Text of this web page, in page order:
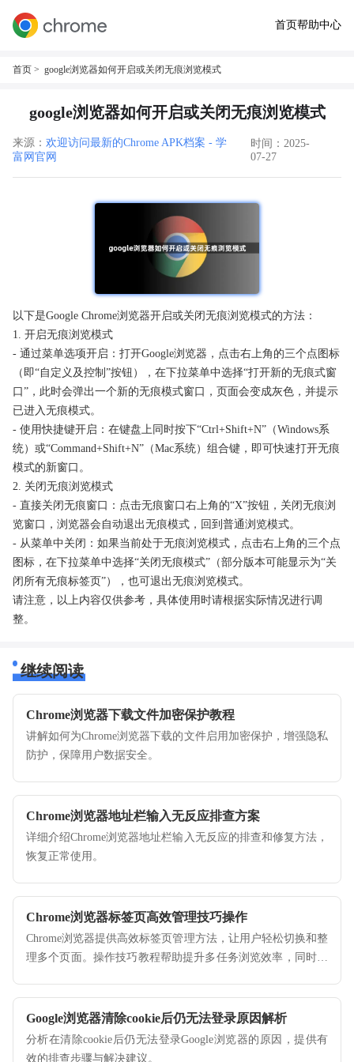
首页帮助中心
首页 > google浏览器如何开启或关闭无痕浏览模式
google浏览器如何开启或关闭无痕浏览模式
来源： 欢迎访问最新的Chrome APK档案 - 学
富网官网
时间：2025-
07-27
以下是Google Chrome浏览器开启或关闭无痕浏览模式的方法：
1. 开启无痕浏览模式
- 通过菜单选项开启：打开Google浏览器，点击右上角的三个点图标
（即“自定义及控制”按钮），在下拉菜单中选择“打开新的无痕式窗
口”，此时会弹出一个新的无痕模式窗口，页面会变成灰色，并提示
已进入无痕模式。
- 使用快捷键开启：在键盘上同时按下“Ctrl+Shift+N”（Windows系
统）或“Command+Shift+N”（Mac系统）组合键，即可快速打开无痕
模式的新窗口。
2. 关闭无痕浏览模式
- 直接关闭无痕窗口：点击无痕窗口右上角的“X”按钮，关闭无痕浏
览窗口，浏览器会自动退出无痕模式，回到普通浏览模式。
- 从菜单中关闭：如果当前处于无痕浏览模式，点击右上角的三个点
图标，在下拉菜单中选择“关闭无痕模式”（部分版本可能显示为“关
闭所有无痕标签页”），也可退出无痕浏览模式。
请注意，以上内容仅供参考，具体使用时请根据实际情况进行调
整。
继续阅读
Chrome浏览器下载文件加密保护教程
讲解如何为Chrome浏览器下载的文件启用加密保护，增强隐私
防护，保障用户数据安全。
Chrome浏览器地址栏输入无反应排查方案
详细介绍Chrome浏览器地址栏输入无反应的排查和修复方法，
恢复正常使用。
Chrome浏览器标签页高效管理技巧操作
Chrome浏览器提供高效标签页管理方法，让用户轻松切换和整
理多个页面。操作技巧教程帮助提升多任务浏览效率，同时减
Google浏览器清除cookie后仍无法登录原因解析
分析在清除cookie后仍无法登录Google浏览器的原因，提供有
效的排查步骤与解决建议。